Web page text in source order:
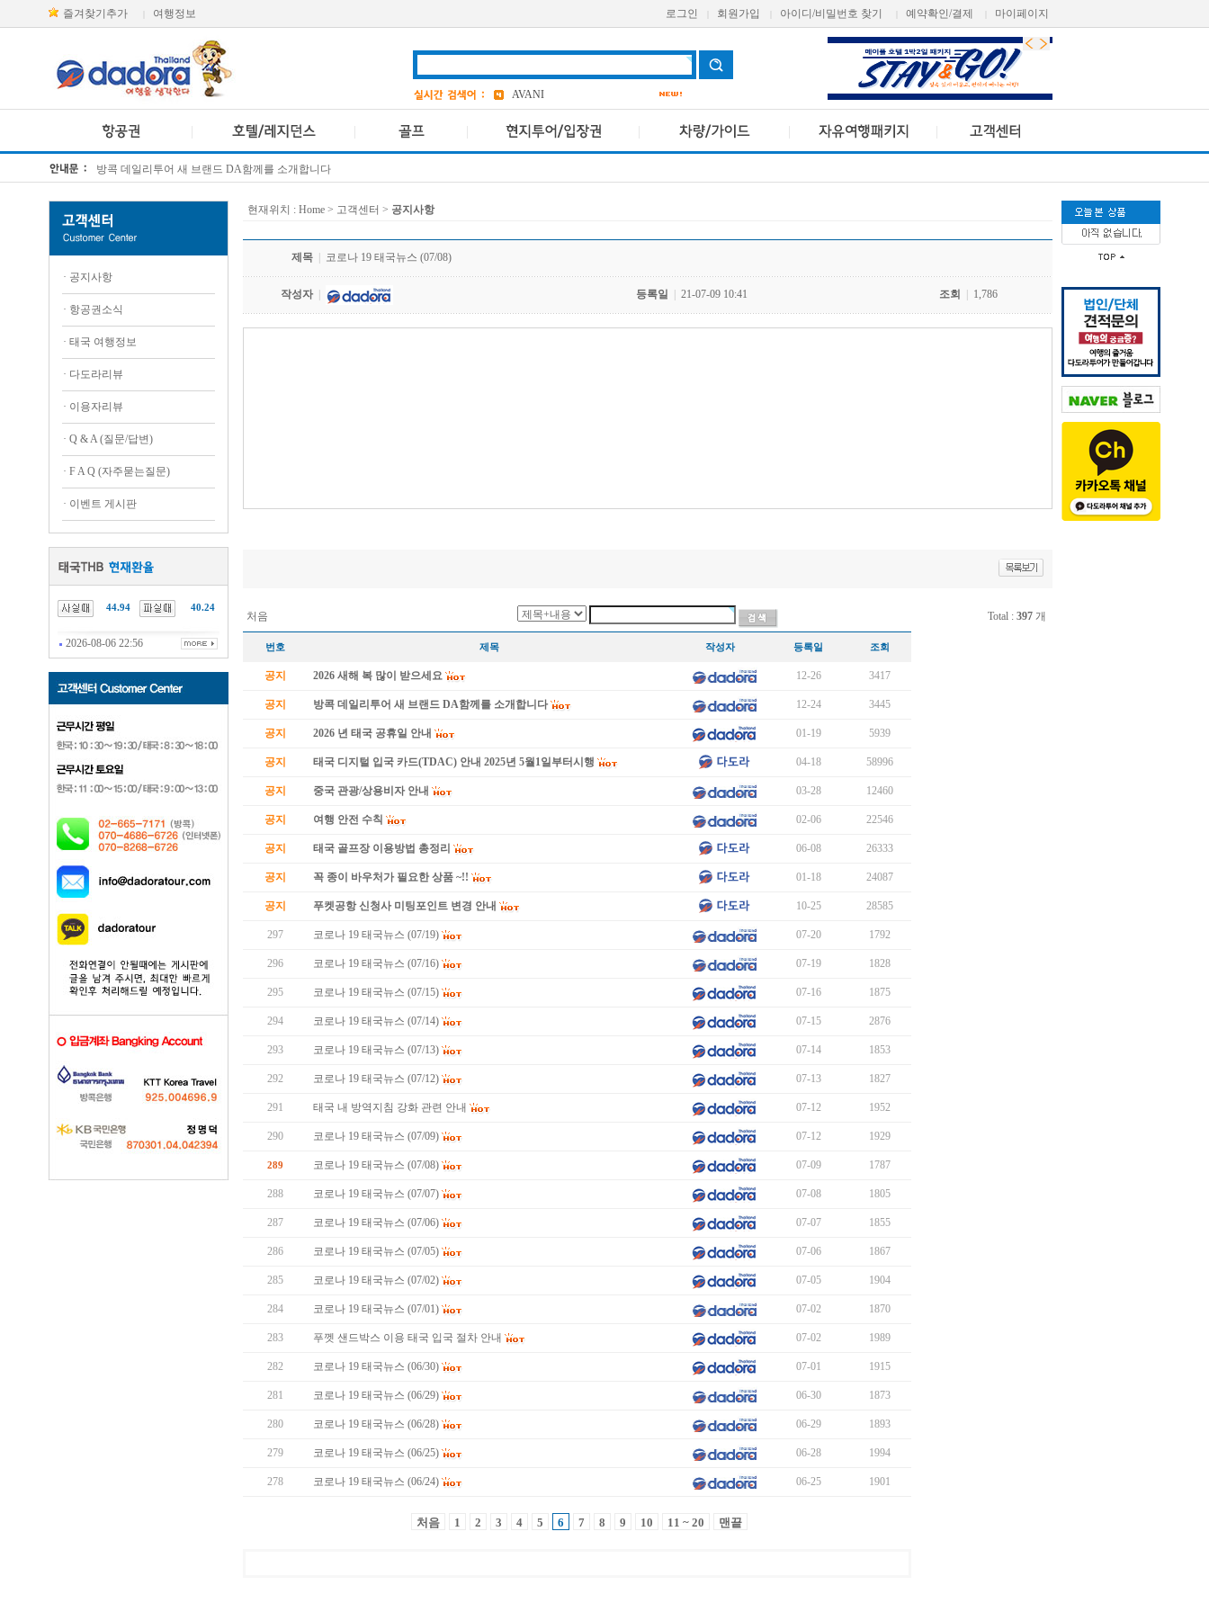
즐겨찾기추가 여행정보 로그인 회원가입 아이디/비밀번호 찾기 예약확인/결제
마이페이지
grand
7
Pcr
a one
AVANI
앳 마인드
AETAS
방콕 데일리투어 새 브랜드 DA함께를 소개합니다
· 공지사항
· 항공권소식
· 태국 여행정보
· 다도라리뷰
· 이용자리뷰
· Q & A (질문/답변)
· F A Q (자주묻는질문)
· 이벤트 게시판
44.94 40.24
2026-08-06 22:56
현재위치 : Home > 고객센터 > 공지사항
제목 코로나 19 태국뉴스 (07/08)
작성자 등록일 21-07-09 10:41 조회 1,786
처음 Total : 397 개
번호 제목 작성자 등록일 조회
공지 2026 새해 복 많이 받으세요 12-26 3417
공지 방콕 데일리투어 새 브랜드 DA함께를 소개합니다 12-24 3445
공지 2026 년 태국 공휴일 안내 01-19 5939
공지 태국 디지털 입국 카드(TDAC) 안내 2025년 5월1일부터시행 04-18 58996
공지 중국 관광/상용비자 안내 03-28 12460
공지 여행 안전 수칙 02-06 22546
공지 태국 골프장 이용방법 총정리 06-08 26333
공지 꼭 종이 바우처가 필요한 상품 ~!! 01-18 24087
공지 푸켓공항 신청사 미팅포인트 변경 안내 10-25 28585
297 코로나 19 태국뉴스 (07/19) 07-20 1792
296 코로나 19 태국뉴스 (07/16) 07-19 1828
295 코로나 19 태국뉴스 (07/15) 07-16 1875
294 코로나 19 태국뉴스 (07/14) 07-15 2876
293 코로나 19 태국뉴스 (07/13) 07-14 1853
292 코로나 19 태국뉴스 (07/12) 07-13 1827
291 태국 내 방역지침 강화 관련 안내 07-12 1952
290 코로나 19 태국뉴스 (07/09) 07-12 1929
289 코로나 19 태국뉴스 (07/08) 07-09 1787
288 코로나 19 태국뉴스 (07/07) 07-08 1805
287 코로나 19 태국뉴스 (07/06) 07-07 1855
286 코로나 19 태국뉴스 (07/05) 07-06 1867
285 코로나 19 태국뉴스 (07/02) 07-05 1904
284 코로나 19 태국뉴스 (07/01) 07-02 1870
283 푸껫 샌드박스 이용 태국 입국 절차 안내 07-02 1989
282 코로나 19 태국뉴스 (06/30) 07-01 1915
281 코로나 19 태국뉴스 (06/29) 06-30 1873
280 코로나 19 태국뉴스 (06/28) 06-29 1893
279 코로나 19 태국뉴스 (06/25) 06-28 1994
278 코로나 19 태국뉴스 (06/24) 06-25 1901
처음 1 2 3 4 5 6 7 8 9 10 11 ~ 20 맨끝